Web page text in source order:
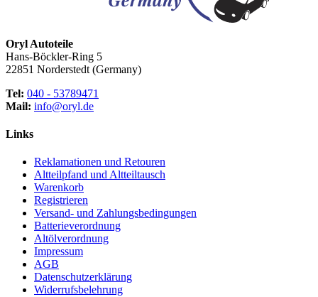
Oryl Autoteile
Hans-Böckler-Ring 5
22851 Norderstedt (Germany)
Tel: 040 - 53789471
Mail: info@oryl.de
Links
Reklamationen und Retouren
Altteilpfand und Altteiltausch
Warenkorb
Registrieren
Versand- und Zahlungsbedingungen
Batterieverordnung
Altölverordnung
Impressum
AGB
Datenschutzerklärung
Widerrufsbelehrung